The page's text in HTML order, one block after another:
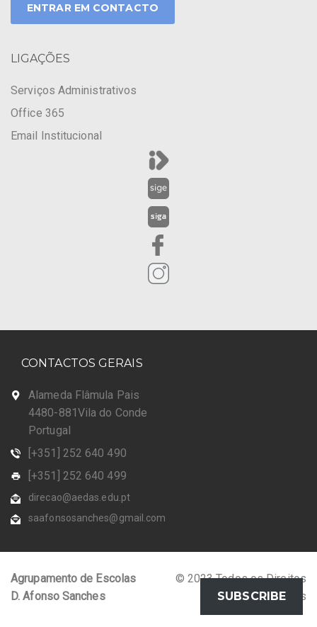
ENTRAR EM CONTACTO
LIGAÇÕES
Serviços Administrativos
Office 365
Email Institucional
CONTACTOS GERAIS
Alameda Flâmula Pais
4480-881Vila do Conde
Portugal
[+351] 252 640 490
[+351] 252 640 499
direcao@aedas.edu.pt
saafonsosanches@gmail.com
Agrupamento de Escolas
D. Afonso Sanches
© 2023 Todos os Direitos
Reservados
SUBSCRIBE